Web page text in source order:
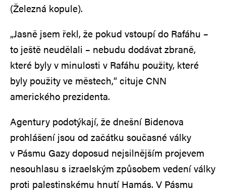
(Železná kopule).
„Jasně jsem řekl, že pokud vstoupí do Rafáhu –
to ještě neudělali – nebudu dodávat zbraně,
které byly v minulosti v Rafáhu použity, které
byly použity ve městech,“ cituje CNN
amerického prezidenta.
Agentury podotýkají, že dnešní Bidenova
prohlášení jsou od začátku současné války
v Pásmu Gazy doposud nejsilnějším projevem
nesouhlasu s izraelským způsobem vedení války
proti palestinskému hnutí Hamás. V Pásmu